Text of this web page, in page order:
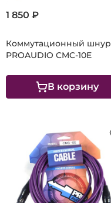
Коммутационный шнур
PROAUDIO CMC-10E
1 850 ₽
В корзину